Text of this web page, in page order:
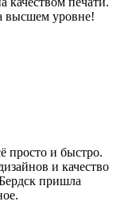
высшем уровне!
просто и быстро.
и качество
пришла